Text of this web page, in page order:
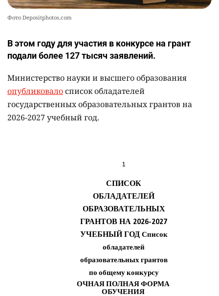
Фото Depositphotos.com
В этом году для участия в конкурсе на грант
подали более 127 тысяч заявлений.
Министерство науки и высшего образования
опубликовалосписок обладателей
государственных образовательных грантов на
2026-2027 учебный год.